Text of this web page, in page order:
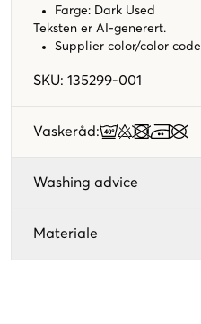
Farge: Dark Used
Teksten er AI-generert.
Supplier color/color code
SKU: 135299-001
Vaskeråd:
Washing advice
Materiale